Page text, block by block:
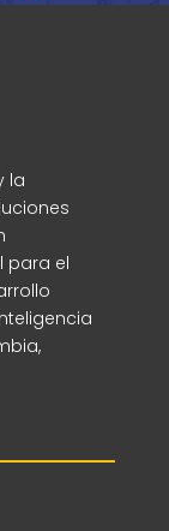
la
para el